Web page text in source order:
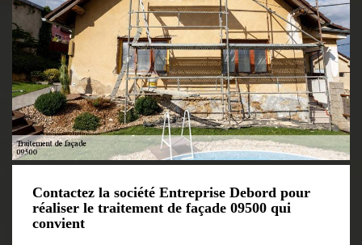
Contactez la société Entreprise Debord pour
réaliser le traitement de façade 09500 qui
convient